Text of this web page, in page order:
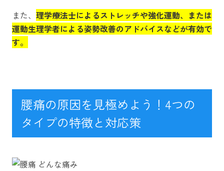
また、 理学療法士によるストレッチや強化運動、または
運動生理学者による姿勢改善のアドバイスなどが有効で
す。
腰痛の原因を見極めよう！4つの
タイプの特徴と対応策